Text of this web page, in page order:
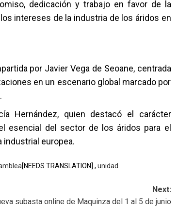
dedicación y trabajo en favor de la
intereses de la industria de los áridos en
por Javier Vega de Seoane, centrada
en un escenario global marcado por
Hernández, quien destacó el carácter
esencial del sector de los áridos para el
europea.
[NEEDS TRANSLATION] , unidad
Next:
subasta online de Maquinza del 1 al 5 de junio